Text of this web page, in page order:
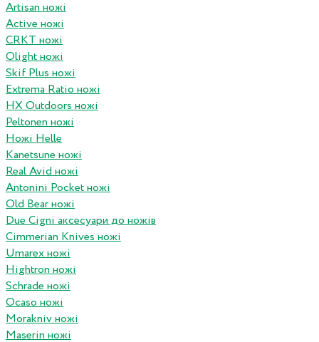
Artisan ножі
Active ножі
CRKT ножі
Olight ножі
Skif Plus ножі
Extrema Ratio ножі
HX Outdoors ножі
Peltonen ножі
Ножі Helle
Kanetsune ножі
Real Avid ножі
Antonini Pocket ножі
Old Bear ножі
Due Cigni аксесуари до ножів
Cimmerian Knives ножі
Umarex ножі
Hightron ножі
Schrade ножі
Ocaso ножі
Morakniv ножі
Maserin ножі